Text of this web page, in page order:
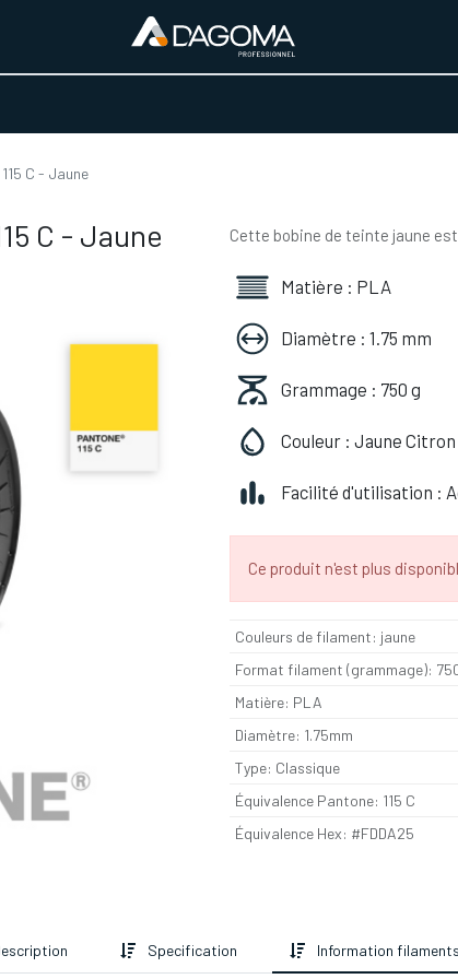
C - Jaune
C - Jaune Cette bobine de teinte jaune
Matière : PLA
Diamètre : 1.75 mm
Grammage : 750 g
Couleur : Jaune Citron
Facilité d'utilisation :
Ce produit n'est plus
Couleurs de filament: jaune
Format filament (grammage):
Matière: PLA
Diamètre: 1.75mm
Type: Classique
Équivalence Pantone: 115 C
Équivalence Hex: #FDDA25
Specification Information filaments